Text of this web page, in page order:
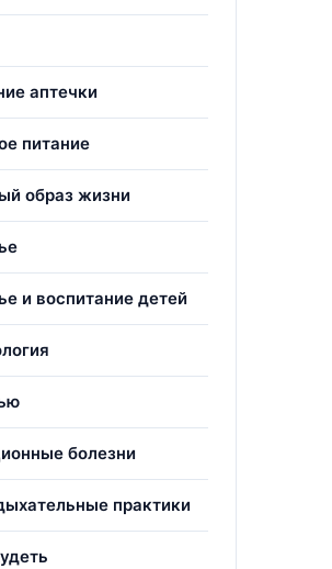
аптечки
питание
образ жизни
и воспитание детей
болезни
практики